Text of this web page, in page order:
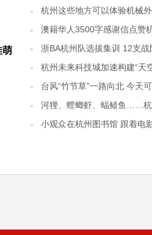
萌
杭州这些地方可以体验机械
澳籍华人3500字感谢信点赞
浙BA杭州队选拔集训 12支战
杭州未来科技城加速构建“天
台风“竹节草”一路向北 今天可
河狸、螳螂虾、蝠鲼鱼……杭
小观众在杭州图书馆 跟着电